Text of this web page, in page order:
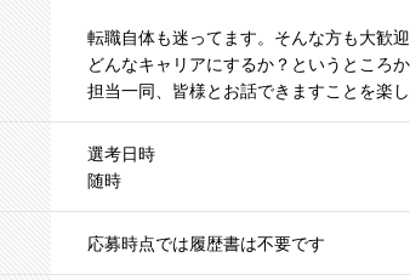
転職自体も迷ってます。そんな方も大歓迎
どんなキャリアにするか？というところ
担当一同、皆様とお話できますことを楽
選考日時
随時
応募時点では履歴書は不要です